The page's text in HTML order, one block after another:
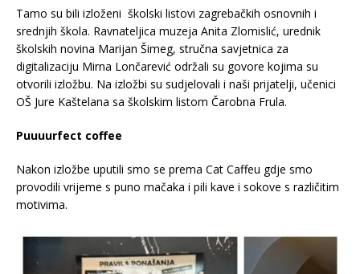
Tamo su bili izloženi školski listovi zagrebačkih osnovnih i
srednjih škola. Ravnateljica muzeja Anita Zlomislić, urednik
školskih novina Marijan Šimeg, stručna savjetnica za
digitalizaciju Mirna Lončarević održali su govore kojima su
otvorili izložbu. Na izložbi su sudjelovali i naši prijatelji, učenici
OŠ Jure Kaštelana sa školskim listom Čarobna Frula.
Puuuurfect coffee
Nakon izložbe uputili smo se prema Cat Caffeu gdje smo
provodili vrijeme s puno mačaka i pili kave i sokove s različitim
motivima.